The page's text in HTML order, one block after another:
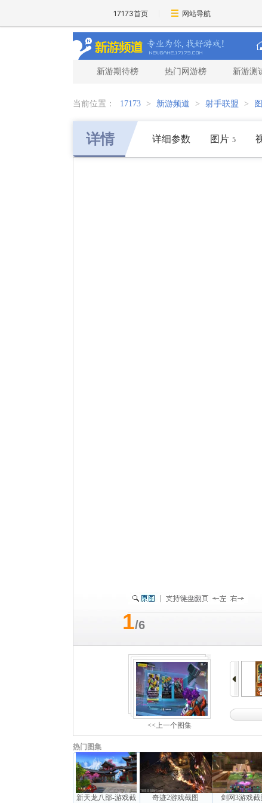
17173首页 网站导航
新游期待榜 热门网游榜 新游测
当前位置： 17173 > 新游频道 > 射手联盟 >
详情 详细参数 图片 5
1/6
<<上一个图集
热门图集
新天龙八部-游戏截 奇迹2游戏截图 剑网3游戏截